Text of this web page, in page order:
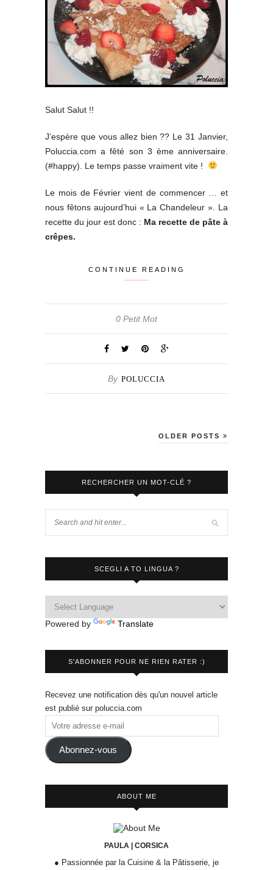
Salut Salut !!
J’espère que vous allez bien ?? Le 31 Janvier,
Poluccia.com a fêté son 3 ème anniversaire.
(#happy). Le temps passe vraiment vite !
Le mois de Février vient de commencer … et
nous fêtons aujourd’hui « La Chandeleur ». La
recette du jour est donc : Ma recette de pâte à
crêpes.
CONTINUE READING
0 Petit Mot
By POLUCCIA
OLDER POSTS
RECHERCHER UN MOT-CLÉ ?
SCEGLI A TO LINGUA ?
Powered by Translate
S'ABONNER POUR NE RIEN RATER :)
Recevez une notification dès qu'un nouvel article
est publié sur poluccia.com
Abonnez-vous
ABOUT ME
PAULA | CORSICA
● Passionnée par la Cuisine & la Pâtisserie, je